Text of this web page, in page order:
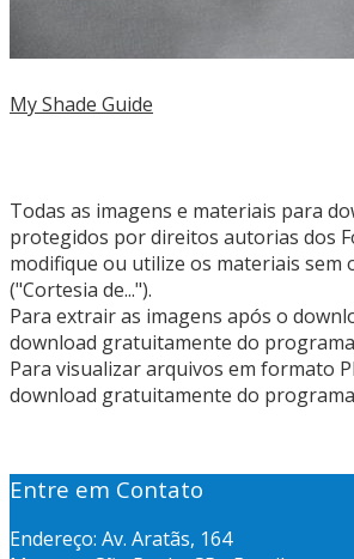
My Shade Guide
Todas as imagens e materiais para
protegidos por direitos autorias dos
modifique ou utilize os materiais sem
("Cortesia de...").
Para extrair as imagens após o
download gratuitamente do programa
Para visualizar arquivos em formato
download gratuitamente do programa
Entre em Contato
Endereço: Av. Aratãs, 164